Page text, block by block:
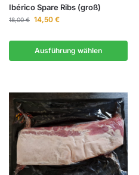
Ibérico Spare Ribs (groß)
18,00€ 14,50 €
Ausführung wählen